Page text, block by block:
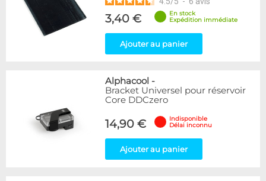
EK Water Blocks
6
Innovatek
1
2
Disponibilité / Promotions
Articles en promotions
3,40 €
En stock
Expédition immédiate
Ajouter au panier
Alphacool -
Bracket Universel pour réservoir
Core DDCzero
14,90 €
Indisponible
Délai inconnu
Ajouter au panier